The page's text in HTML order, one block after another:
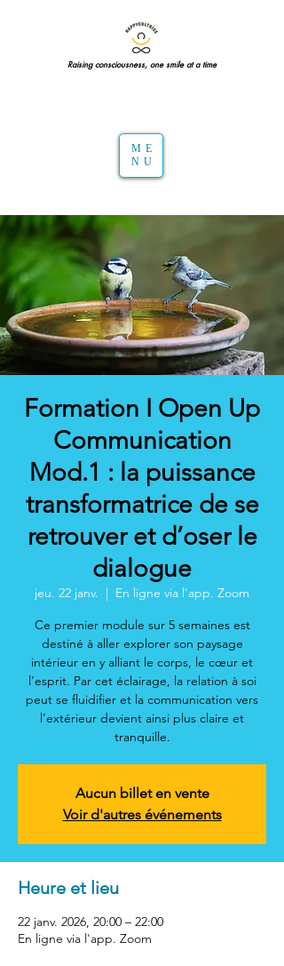
Raising consciousness, one smile at a time
ME
NU
Formation I Open Up
Communication
Mod.1 : la puissance
transformatrice de se
retrouver et d’oser le
dialogue
jeu. 22 janv.
  |
En ligne via l'app. Zoom
Ce premier module sur 5 semaines est
destiné à aller explorer son paysage
intérieur en y alliant le corps, le cœur et
l’esprit. Par cet éclairage, la relation à soi
peut se fluidifier et la communication vers
l’extérieur devient ainsi plus claire et
tranquille.
Aucun billet en vente
Voir d'autres événements
Heure et lieu
22 janv. 2026, 20:00 – 22:00
En ligne via l'app. Zoom